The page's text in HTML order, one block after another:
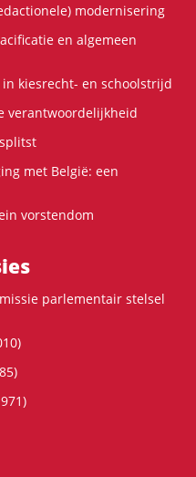
modernisering
en algemeen
kiesrecht- en schoolstrijd
verantwoordelijkheid
met België: een
vorstendom
parlementair stelsel